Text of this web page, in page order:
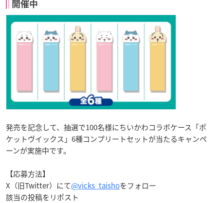
開催中
発売を記念して、抽選で100名様にちいかわコラボケース「ポ
ケットヴイックス」6種コンプリートセットが当たるキャンペ
ーンが実施中です。
【応募方法】
X（旧Twitter）にて@vicks_taishoをフォロー
該当の投稿をリポスト